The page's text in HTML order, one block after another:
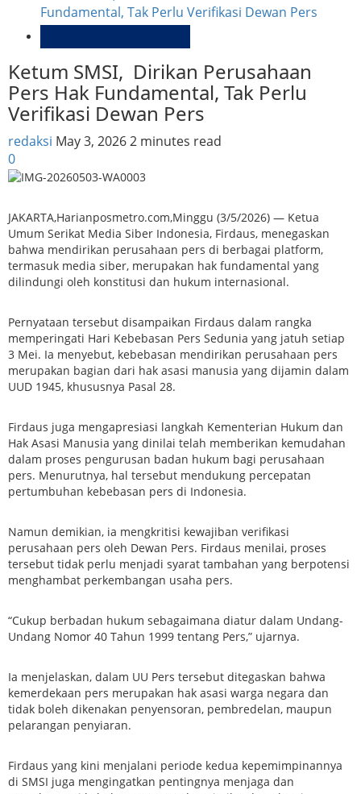
Fundamental, Tak Perlu Verifikasi Dewan Pers
Ketum SMSI, Dirikan Perusahaan
Pers Hak Fundamental, Tak Perlu
Verifikasi Dewan Pers
redaksi May 3, 20262 minutes read
0
JAKARTA,Harianposmetro.com,Minggu (3/5/2026) — Ketua
Umum Serikat Media Siber Indonesia, Firdaus, menegaskan
bahwa mendirikan perusahaan pers di berbagai platform,
termasuk media siber, merupakan hak fundamental yang
dilindungi oleh konstitusi dan hukum internasional.
Pernyataan tersebut disampaikan Firdaus dalam rangka
memperingati Hari Kebebasan Pers Sedunia yang jatuh setiap
3 Mei. Ia menyebut, kebebasan mendirikan perusahaan pers
merupakan bagian dari hak asasi manusia yang dijamin dalam
UUD 1945, khususnya Pasal 28.
Firdaus juga mengapresiasi langkah Kementerian Hukum dan
Hak Asasi Manusia yang dinilai telah memberikan kemudahan
dalam proses pengurusan badan hukum bagi perusahaan
pers. Menurutnya, hal tersebut mendukung percepatan
pertumbuhan kebebasan pers di Indonesia.
Namun demikian, ia mengkritisi kewajiban verifikasi
perusahaan pers oleh Dewan Pers. Firdaus menilai, proses
tersebut tidak perlu menjadi syarat tambahan yang berpotensi
menghambat perkembangan usaha pers.
“Cukup berbadan hukum sebagaimana diatur dalam Undang-
Undang Nomor 40 Tahun 1999 tentang Pers,” ujarnya.
Ia menjelaskan, dalam UU Pers tersebut ditegaskan bahwa
kemerdekaan pers merupakan hak asasi warga negara dan
tidak boleh dikenakan penyensoran, pembredelan, maupun
pelarangan penyiaran.
Firdaus yang kini menjalani periode kedua kepemimpinannya
di SMSI juga mengingatkan pentingnya menjaga dan